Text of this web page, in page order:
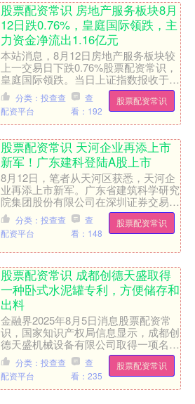
股票配资常识 房地产服务板块8月
12日跌0.76%，皇庭国际领跌，主
力资金净流出1.16亿元
本站消息，8月12日房地产服务板块较
上一交易日下跌0.76%股票配资常识，
皇庭国际领跌。当日上证指数报收于
3665.92，上涨0.5%。深证成指报收于
11351....
股票配资常识
分类：投查查
配资平台
查
看：192
股票配资常识 天河企业再添上市
新军！广东建科登陆A股上市
8月12日，笔者从天河区获悉，天河企
业再添上市新军。广东省建筑科学研究
院集团股份有限公司在深圳证券交易所
创业板成功上市，公开发行股票10466
万股，发行价6.5....
股票配资常识
分类：投查查
配资平台
查
看：148
股票配资常识 成都创德天盛取得
一种卧式水泥罐专利，方便储存和
出料
金融界2025年8月5日消息股票配资常
识，国家知识产权局信息显示，成都创
德天盛机械设备有限公司取得一项名
为“一种卧式水泥罐”的专利，授权公告
号CN2231880....
股票配资常识
分类：投查查
配资平台
查
看：235